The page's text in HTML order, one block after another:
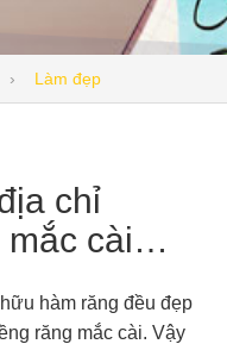
Làm đẹp
chỉ
cài
hàm răng đều đẹp
răng mắc cài. Vậy